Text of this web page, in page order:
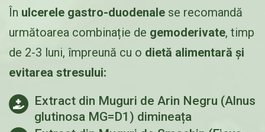
În ulcerele gastro-duodenale se recomandă
următoarea combinație de gemoderivate, timp
de 2-3 luni, împreună cu o dietă alimentară și
evitarea stresului:
Extract din Muguri de Arin Negru (Alnus
glutinosa MG=D1) dimineața